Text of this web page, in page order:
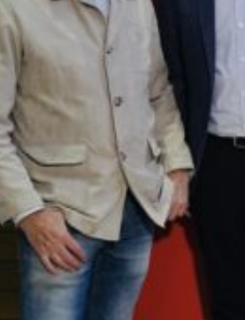
y para las personas. Descubre
de nuestra Fundación impulsamos